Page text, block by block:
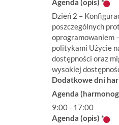
Agenda (opis) *
Dzień 2 –
poszczególnych
oprogramowaniem
politykami Użycie
dostępności oraz
wysokiej
Dodatkowe dni
Agenda
9:00 - 17:00
Agenda (opis) *